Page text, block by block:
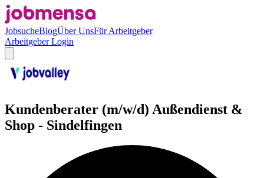
JobsucheBlogÜber UnsFür Arbeitgeber
Arbeitgeber Login
Kundenberater (m/w/d) Außendienst &
Shop - Sindelfingen